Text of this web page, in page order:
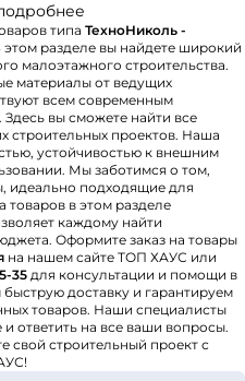
типа ТехноНиколь -
этом разделе вы найдете широкий
малоэтажного строительства.
материалы от ведущих
всем современным
вы сможете найти все
строительных проектов. Наша
устойчивостью к внешним
Мы заботимся о том,
идеально подходящие для
в этом разделе
каждому найти
Оформите заказ на товары
на нашем сайте ТОП ХАУС или
35 для консультации и помощи в
доставку и гарантируем
товаров. Наши специалисты
ответить на все ваши вопросы.
свой строительный проект с